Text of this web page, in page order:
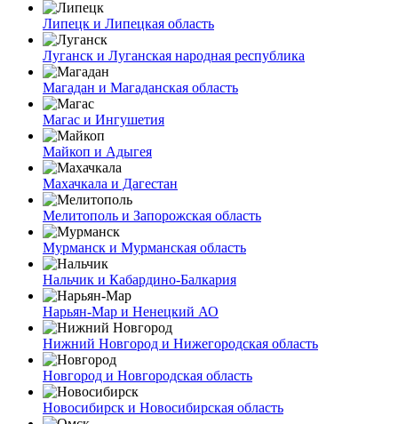
Липецк и Липецкая область
Луганск и Луганская народная республика
Магадан и Магаданская область
Магас и Ингушетия
Майкоп и Адыгея
Махачкала и Дагестан
Мелитополь и Запорожская область
Мурманск и Мурманская область
Нальчик и Кабардино-Балкария
Нарьян-Мар и Ненецкий АО
Нижний Новгород и Нижегородская область
Новгород и Новгородская область
Новосибирск и Новосибирская область